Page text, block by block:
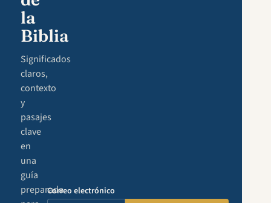
la
Biblia
Significados
claros,
contexto
y
pasajes
clave
en
una
guía
preparadaCorreo electrónico